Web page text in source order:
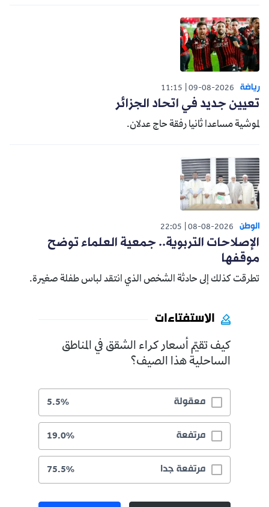
رياضة 09-08-2026
11:15
تعيين جديد في اتحاد الجزائر
لموشية مساعدا ثانيا رفقة حاج عدلان.
الوطن 08-08-2026
22:05
الإصلاحات التربوية.. جمعية العلماء توضح
موقفها
تطرقت كذلك إلى حادثة الشخص الذي انتقد لباس طفلة صغيرة.
الاستفتاءات
كيف تقيّم أسعار كراء الشقق في المناطق
الساحلية هذا الصيف؟
معقولة 5.5%
مرتفعة 19.0%
مرتفعة جدا 75.5%